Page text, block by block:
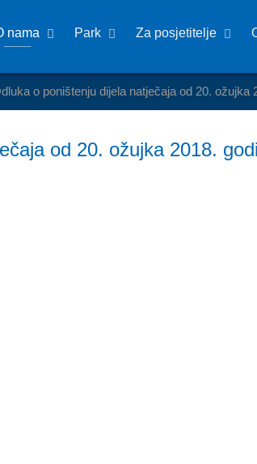
nama Park Za posjetitelje
o poništenju dijela natječaja od 20.
od 20. ožujka 2018.